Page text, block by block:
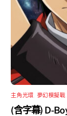
主角光環 夢幻模擬戰
(含字幕) D-